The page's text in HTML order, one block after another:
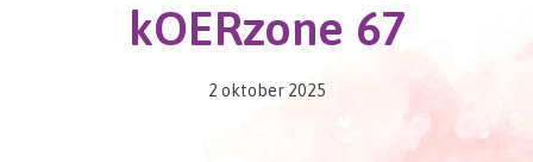
kOERzone 67
2 oktober 2025